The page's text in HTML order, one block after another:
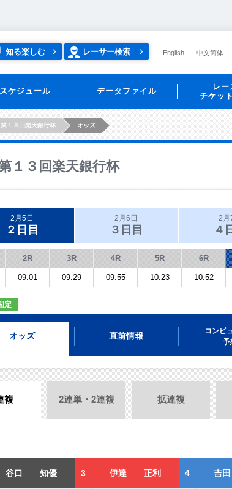
知る楽しむ レーサー検索 English 中文简体
ケジュール データファイル
レー
チケッ
第１３回楽天銀行杯 オッズ
１３回楽天銀行杯
2月5日
２日目
2月6日
３日目
2月
４
2R 3R 4R 5R 6R
09:01 09:29 09:55 10:23 10:52
定
オッズ 直前情報
コンピ
予
複 2連単・2連複 拡連複
谷口 知優 3 伊達 正利 4 吉